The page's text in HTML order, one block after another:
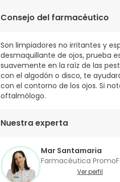
PARFUM FRAGANCE. CODE F.I.L.
5,17€ / 100 ml
Consejo del farmacéutico
Son limpiadores no irritantes y
desmaquillante de ojos, prueba
suavemente en la raíz de las
con el algodón o disco, te
con el contorno de los ojos. Si
oftalmólogo.
Nuestra experta
Mar Santamaria
Farmacéutica
Ver perfil